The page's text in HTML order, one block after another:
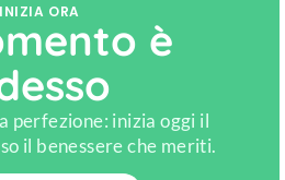
INIZIA ORA
è
perfezione: inizia oggi il
il benessere che meriti.